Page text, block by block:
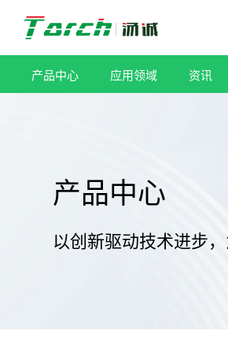
跳
过
内
产品中心 应用领域 资讯
产品中心
以创新驱动技术进步